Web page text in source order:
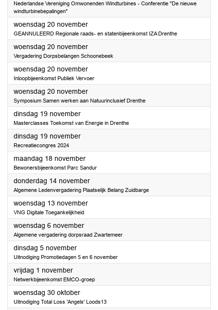
Nederlandse Vereniging Omwonenden Windturbines - Conferentie "De nieuwe
windturbinebepalingen"
woensdag 20 november2024
GEANNULEERD Regionale raads- en statenbijeenkomst IZA Drenthe
woensdag 20 november2024
Vergadering Dorpsbelangen Schoonebeek
woensdag 20 november2024
Inloopbijeenkomst Publiek Vervoer
woensdag 20 november2024
Symposium Samen werken aan Natuurinclusief Drenthe
dinsdag 19 november2024
Masterclasses Toekomst van Energie in Drenthe
dinsdag 19 november2024
Recreatiecongres 2024
maandag 18 november2024
Bewonersbijeenkomst Parc Sandur
donderdag 14 november2024
Algemene Ledenvergadering Plaatselijk Belang Zuidbarge
woensdag 13 november2024
VNG Digitale Toegankelijkheid
woensdag 6 november2024
Algemene vergadering dorpsraad Zwartemeer
dinsdag 5 november2024
Uitnodiging Promotiedagen 5 en 6 november
vrijdag 1 november2024
Netwerkbijeenkomst EMCO-groep
woensdag 30 oktober2024
Uitnodiging Total Loss 'Angels' Loods13